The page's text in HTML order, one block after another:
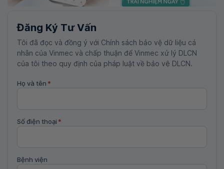
Đăng Ký Tư Vấn
Tôi đã đọc và đồng ý với Chính sách bảo vệ dữ liệu cá
nhân của Vinmec và chấp thuận để Vinmec xử lý DLCN
của tôi theo quy định của pháp luật về bảo vệ DLCN.
Họ và tên *
Số điện thoại *
Bệnh viện